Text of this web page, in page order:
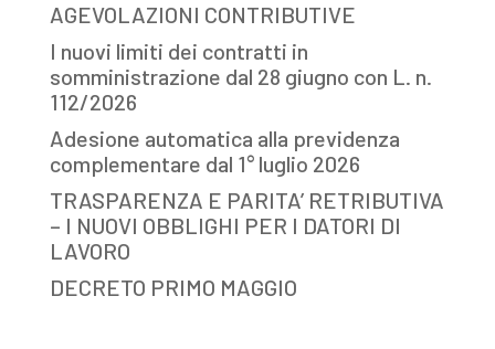
AGEVOLAZIONI CONTRIBUTIVE
I nuovi limiti dei contratti in
somministrazione dal 28 giugno con L. n.
112/2026
Adesione automatica alla previdenza
complementare dal 1° luglio 2026
TRASPARENZA E PARITA’ RETRIBUTIVA
– I NUOVI OBBLIGHI PER I DATORI DI
LAVORO
DECRETO PRIMO MAGGIO